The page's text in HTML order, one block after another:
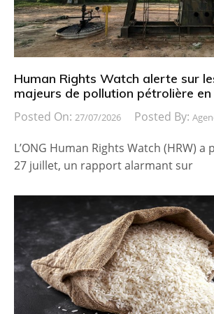
Human Rights Watch alerte sur
majeurs de pollution pétrolière en
Posted On: 27/07/2026 Posted By:
L’ONG Human Rights Watch (HRW) a
27 juillet, un rapport alarmant sur